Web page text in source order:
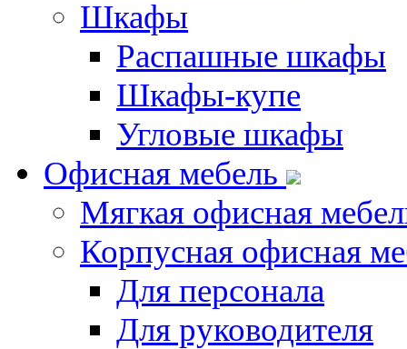
Шкафы
Распашные шкафы
Шкафы-купе
Угловые шкафы
Офисная мебель
Мягкая офисная
Корпусная офисная
Для персонала
Для руководителя